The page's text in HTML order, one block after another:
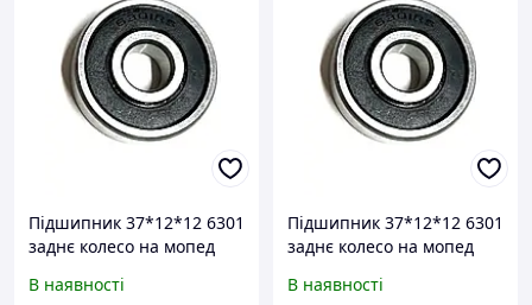
Підшипник 37*12*12 6301
заднє колесо на мопед
В наявності
Підшипник 37*12*12 6301
заднє колесо на мопед
В наявності